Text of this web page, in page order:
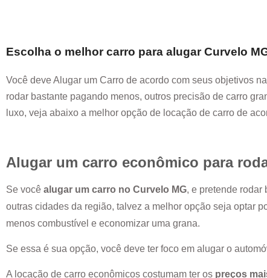
Escolha o melhor carro para alugarCurvelo
Você deve Alugar um Carro de acordo com seus objetivos
rodar bastante pagando menos, outros precisão de carro
luxo, veja abaixo a melhor opção de locação de carro de
Alugar um carro econômico para
Se você alugar um carro no Curvelo MG, e pretende rodar
outras cidades da região, talvez a melhor opção seja optar
menos combustível e economizar uma grana.
Se essa é sua opção, você deve ter foco em alugar o
A locação de carro econômicos costumam ter os preços